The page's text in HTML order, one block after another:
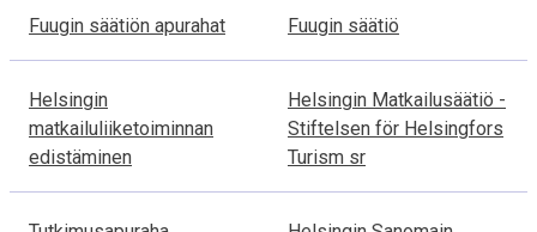
s
e
s
t
a
Fuugin säätiön apurahat Fuugin säätiö
Helsingin
matkailuliiketoiminnan
edistäminen
Helsingin Matkailusäätiö -
Stiftelsen för Helsingfors
Turism sr